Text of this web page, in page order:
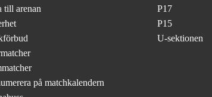
till arenan
på matchkalendern
P17
P15
U-sektionen